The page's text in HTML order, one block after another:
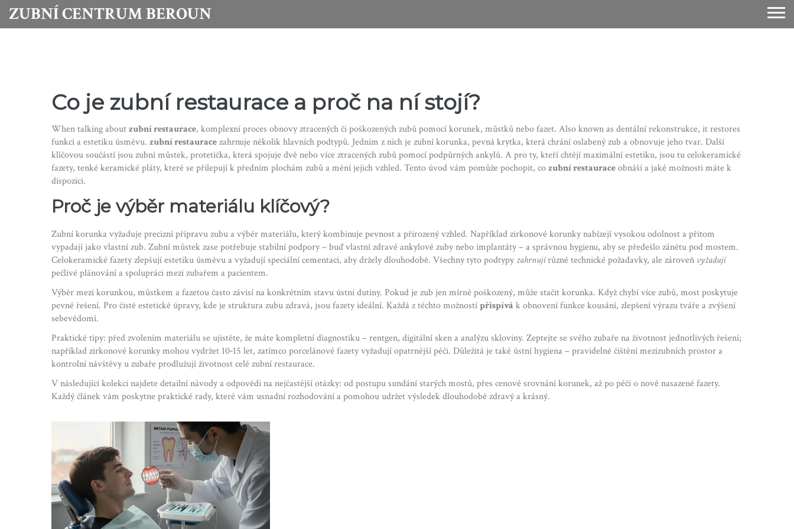
ZUBNÍ CENTRUM BEROUN
Co je zubní restaurace a proč na ní stojí?
When talking aboutzubní restaurace, komplexní proces obnovy ztracených či poškozených zubů pomocí korunek, můstků nebo fazet. Also known as dentální rekonstrukce, it restores
funkci a estetiku úsměvu. zubní restauracezahrnuje několik hlavních podtypů. Jedním z nich jezubní korunka, pevná krytka, která chrání oslabený zub a obnovuje jeho tvar. Další
klíčovou součástí jsouzubní můstek, protetička, která spojuje dvě nebo více ztracených zubů pomocí podpůrných ankylů. A pro ty, kteří chtějí maximální estetiku, jsou tucelokeramické
fazety, tenké keramické pláty, které se přilepují k předním plochám zubů a mění jejich vzhled. Tento úvod vám pomůže pochopit, cozubní restauraceobnáší a jaké možnosti máte k
dispozici.
Proč je výběr materiálu klíčový?
Zubní korunka vyžaduje precizní přípravu zubu a výběr materiálu, který kombinuje pevnost a přirozený vzhled. Například zirkonové korunky nabízejí vysokou odolnost a přitom
vypadají jako vlastní zub. Zubní můstek zase potřebuje stabilní podpory – buď vlastní zdravé ankylové zuby nebo implantáty – a správnou hygienu, aby se předešlo zánětu pod mostem.
Celokeramické fazety zlepšují estetiku úsměvu a vyžadují speciální cementaci, aby držely dlouhodobě. Všechny tyto podtypy zahrnujírůzné technické požadavky, ale zároveň vyžadují
pečlivé plánování a spolupráci mezi zubařem a pacientem.
Výběr mezi korunkou, můstkem a fazetou často závisí na konkrétním stavu ústní dutiny. Pokud je zub jen mírně poškozený, může stačit korunka. Když chybí více zubů, most poskytuje
pevné řešení. Pro čistě estetické úpravy, kde je struktura zubu zdravá, jsou fazety ideální. Každá z těchto možnostípřispívá k obnovení funkce kousání, zlepšení výrazu tváře a zvýšení
sebevědomí.
Praktické tipy: před zvolením materiálu se ujistěte, že máte kompletní diagnostiku – rentgen, digitální sken a analýzu skloviny. Zeptejte se svého zubaře na životnost jednotlivých řešení;
například zirkonové korunky mohou vydržet 10‑15 let, zatímco porcelánové fazety vyžadují opatrnější péči. Důležitá je také ústní hygiena – pravidelné čištění mezizubních prostor a
kontrolní návštěvy u zubaře prodlužují životnost celé zubní restaurace.
V následující kolekci najdete detailní návody a odpovědi na nejčastější otázky: od postupu sundání starých mostů, přes cenové srovnání korunek, až po péči o nově nasazené fazety.
Každý článek vám poskytne praktické rady, které vám usnadní rozhodování a pomohou udržet výsledek dlouhodobě zdravý a krásný.